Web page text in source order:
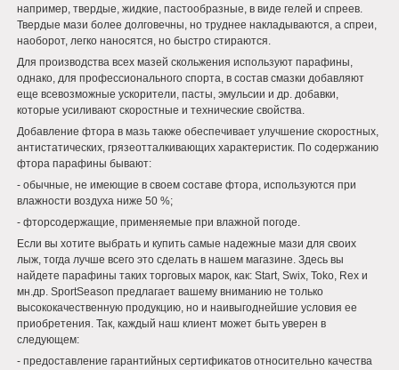
например, твердые, жидкие, пастообразные, в виде гелей и спреев.
Твердые мази более долговечны, но труднее накладываются, а спреи,
наоборот, легко наносятся, но быстро стираются.
Для производства всех мазей скольжения используют парафины,
однако, для профессионального спорта, в состав смазки добавляют
еще всевозможные ускорители, пасты, эмульсии и др. добавки,
которые усиливают скоростные и технические свойства.
Добавление фтора в мазь также обеспечивает улучшение скоростных,
антистатических, грязеотталкивающих характеристик. По содержанию
фтора парафины бывают:
- обычные, не имеющие в своем составе фтора, используются при
влажности воздуха ниже 50 %;
- фторсодержащие, применяемые при влажной погоде.
Если вы хотите выбрать и купить самые надежные мази для своих
лыж, тогда лучше всего это сделать в нашем магазине. Здесь вы
найдете парафины таких торговых марок, как: Start, Swix, Toko, Rex и
мн.др. SportSeason предлагает вашему вниманию не только
высококачественную продукцию, но и наивыгоднейшие условия ее
приобретения. Так, каждый наш клиент может быть уверен в
следующем:
- предоставление гарантийных сертификатов относительно качества